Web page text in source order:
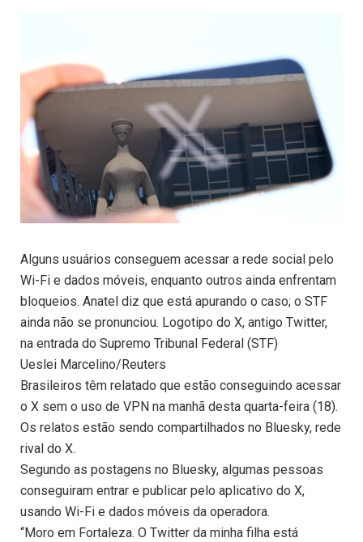
Alguns usuários conseguem acessar a rede social pelo
Wi-Fi e dados móveis, enquanto outros ainda enfrentam
bloqueios. Anatel diz que está apurando o caso; o STF
ainda não se pronunciou. Logotipo do X, antigo Twitter,
na entrada do Supremo Tribunal Federal (STF)
Ueslei Marcelino/Reuters
Brasileiros têm relatado que estão conseguindo acessar
o X sem o uso de VPN na manhã desta quarta-feira (18).
Os relatos estão sendo compartilhados no Bluesky, rede
rival do X.
Segundo as postagens no Bluesky, algumas pessoas
conseguiram entrar e publicar pelo aplicativo do X,
usando Wi-Fi e dados móveis da operadora.
“Moro em Fortaleza. O Twitter da minha filha está